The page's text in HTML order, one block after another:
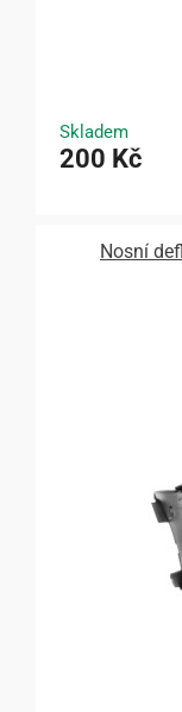
Skladem
200 Kč
Nosní